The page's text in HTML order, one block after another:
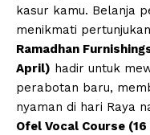
kasur kamu. Belanja
menikmati
Ramadhan
April) hadir untuk
perabotan baru,
nyaman di hari Raya
Ofel Vocal Course